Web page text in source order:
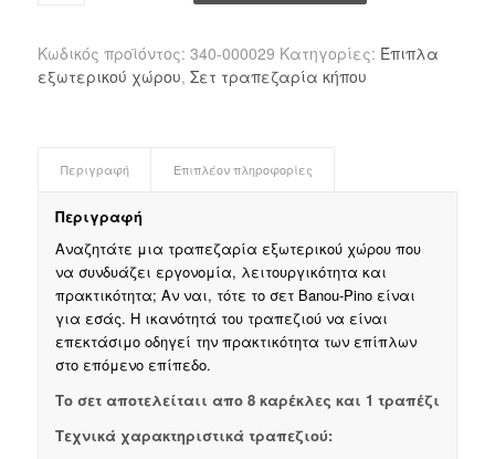
Κωδικός προϊόντος: 340-000029 Κατηγορίες: Έπιπλα
εξωτερικού χώρου, Σετ τραπεζαρία κήπου
Περιγραφή Επιπλέον πληροφορίες
Περιγραφή
Αναζητάτε μια τραπεζαρία εξωτερικού χώρου που
να συνδυάζει εργονομία, λειτουργικότητα και
πρακτικότητα; Αν ναι, τότε το σετ Banou-Pino είναι
για εσάς. Η ικανότητά του τραπεζιού να είναι
επεκτάσιμο οδηγεί την πρακτικότητα των επίπλων
στο επόμενο επίπεδο.
Το σετ αποτελείταιι απο 8 καρέκλες και 1 τραπέζι
Τεχνικά χαρακτηριστικά τραπεζιού: